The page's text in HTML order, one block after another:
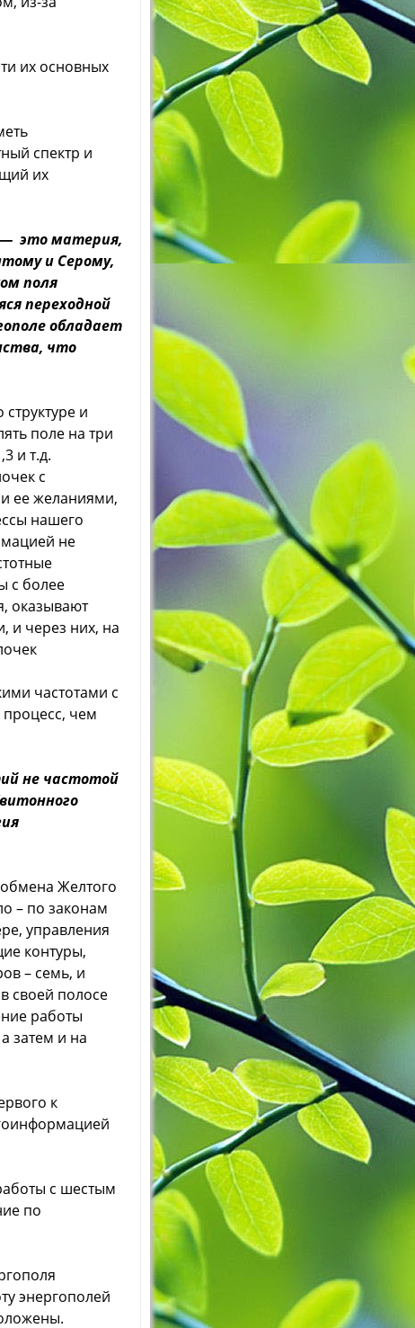
их основных
спектр и
их
— это материя,
и Серому,
поля
переходной
обладает
что
и
поле на три
и т.д.
с
ее желаниями,
нашего
не
с более
оказывают
и через них, на
частотами с
чем
не частотой
Желтого
– по законам
управления
контуры,
– семь, и
своей полосе
работы
затем и на
к
с шестым
по
энергополей